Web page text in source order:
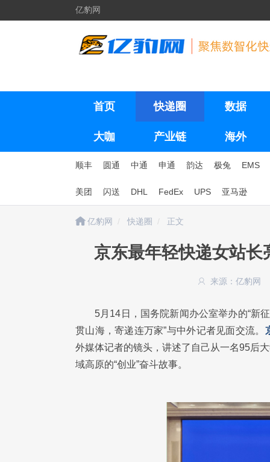
亿豹网
首页 快递圈 数据
大咖 产业链 海外
顺丰 圆通 中通 申通 韵达 极兔 EMS
美团 闪送 DHL FedEx UPS 亚马逊
亿豹网 快递圈 正文
京东最年轻快递女站
来源：亿豹网
5月14日，国务院新闻办公室举办的“新
贯山海，寄递连万家”与中外记者见面交流。
外媒体记者的镜头，讲述了自己从一名95后
域高原的“创业”奋斗故事。